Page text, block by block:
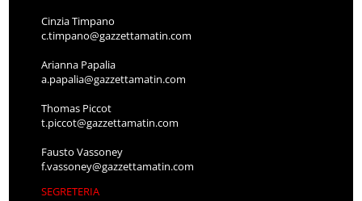
Cinzia Timpano
c.timpano@gazzettamatin.com
Arianna Papalia
a.papalia@gazzettamatin.com
Thomas Piccot
t.piccot@gazzettamatin.com
Fausto Vassoney
f.vassoney@gazzettamatin.com
SEGRETERIA